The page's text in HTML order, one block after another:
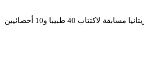
قاطع عشرات الأطباء الخريجون والأخصائيون في موريتانيا مسابقة لاكتتاب 40 طبيبا و10 أخصائيين